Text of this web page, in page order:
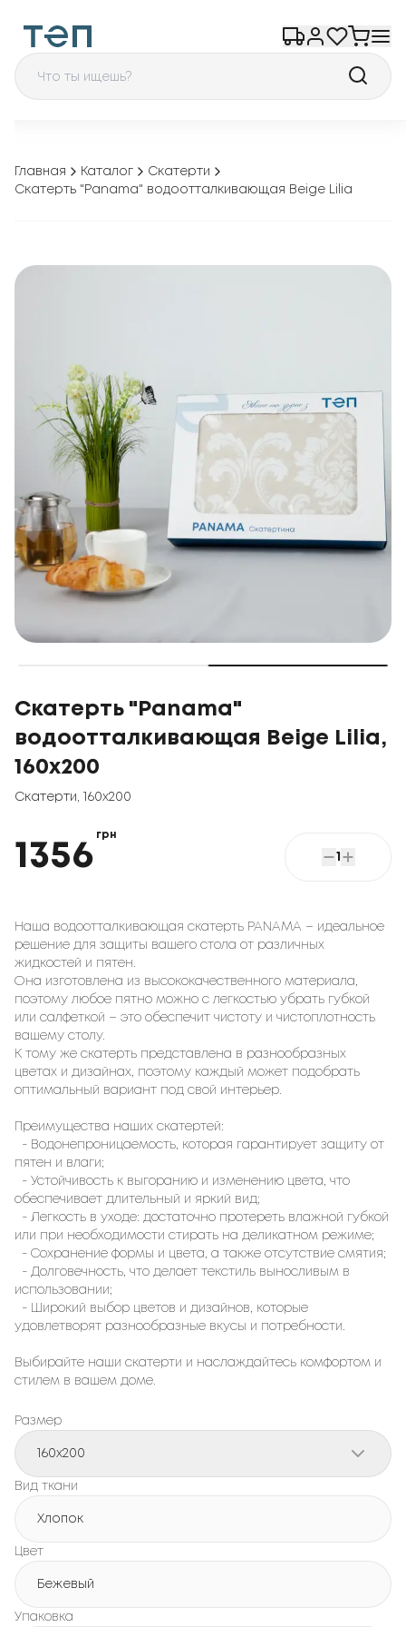
Главная Каталог
Скатерти
Скатерть "Panama" водоотталкивающая Beige Lilia
Скатерть "Panama"
водоотталкивающая Beige Lilia,
160x200
Скатерти 160x200
1356
грн
1
Наша водоотталкивающая скатерть PANAMA – идеальное
решение для защиты вашего стола от различных
жидкостей и пятен.
Она изготовлена из высококачественного материала,
поэтому любое пятно можно с легкостью убрать губкой
или салфеткой – это обеспечит чистоту и чистоплотность
вашему столу.
К тому же скатерть представлена в разнообразных
цветах и дизайнах, поэтому каждый может подобрать
оптимальный вариант под свой интерьер.
Преимущества наших скатертей:
- Водонепроницаемость, которая гарантирует защиту от
пятен и влаги;
- Устойчивость к выгоранию и изменению цвета, что
обеспечивает длительный и яркий вид;
- Легкость в уходе: достаточно протереть влажной губкой
или при необходимости стирать на деликатном режиме;
- Сохранение формы и цвета, а также отсутствие смятия;
- Долговечность, что делает текстиль выносливым в
использовании;
- Широкий выбор цветов и дизайнов, которые
удовлетворят разнообразные вкусы и потребности.
Выбирайте наши скатерти и наслаждайтесь комфортом и
стилем в вашем доме.
Размер
160x200
Вид ткани
Хлопок
Цвет
Бежевый
Упаковка